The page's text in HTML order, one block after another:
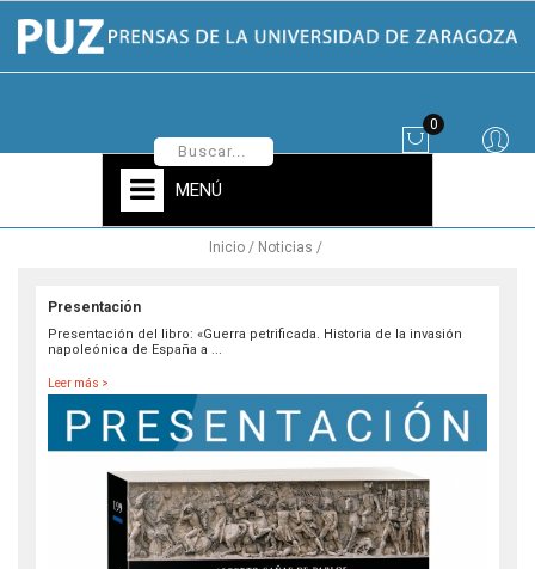
0
MENÚ
Inicio Noticias
Presentación
Presentación del libro: «Guerra petrificada. Historia de la invasión
napoleónica de España a ...
Leer más >